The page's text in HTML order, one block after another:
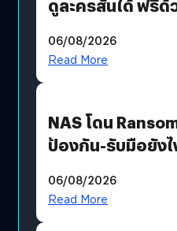
ดูละครสั้นได้ ฟรีด้
06/08/2026
Read More
NAS โดน
ป้องกัน-รับมือยังไ
06/08/2026
Read More